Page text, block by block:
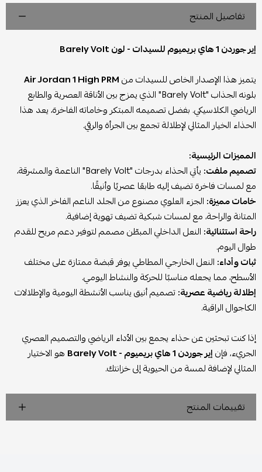
تفاصيل المنتج
إير جوردن 1 هاي بريميوم للسيدات - لون Barely Volt
يتميز هذا الإصدار الخاص للسيدات منAir Jordan 1 High PRM
بلونه الجذاب "Barely Volt" الذي يمزج بين الأناقة العصرية والطابع
الرياضي الكلاسيكي. بفضل تصميمه المبتكر وخاماته الفاخرة، يعد هذا
الحذاء الخيار المثالي لإطلالة تجمع بين الجرأة والرقي.
المميزات الرئيسية:
تصميم ملفت:
يأتي الحذاء بدرجات "Barely Volt" الناعمة والمشرقة،
مع لمسات فاخرة تضيف إليه طابعًا عصريًا وأنيقًا.
خامات مميزة: الجزء العلوي مصنوع من الجلد الناعم الفاخر الذي يعزز
المتانة والراحة، مع لمسات شبكية تضيف تهوية إضافية.
راحة استثنائية: النعل الداخلي المبطّن مصمم لتوفير دعم مريح للقدم
طوال اليوم.
ثبات وأداء: النعل الخارجي المطاطي يوفر قبضة ممتازة على مختلف
الأسطح، مما يجعله مناسبًا للحركة والنشاط اليومي.
إطلالة رياضية عصرية:تصميم أنيق يناسب الأنشطة اليومية والإطلالات
الكاجوال الراقية.
إذا كنت تبحثين عن حذاء يجمع بين الأداء الرياضي والتصميم العصري
الجريء، فإنإير جوردن 1 هاي بريميوم - Barely Volt
هو الاختيار
المثالي لإضافة لمسة من الحيوية إلى خزانتك.
تقييمات المنتج